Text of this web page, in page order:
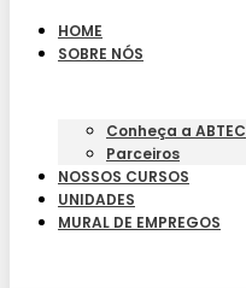
HOME
SOBRE NÓS
Conheça a ABTEC
Parceiros
NOSSOS CURSOS
UNIDADES
MURAL DE EMPREGOS